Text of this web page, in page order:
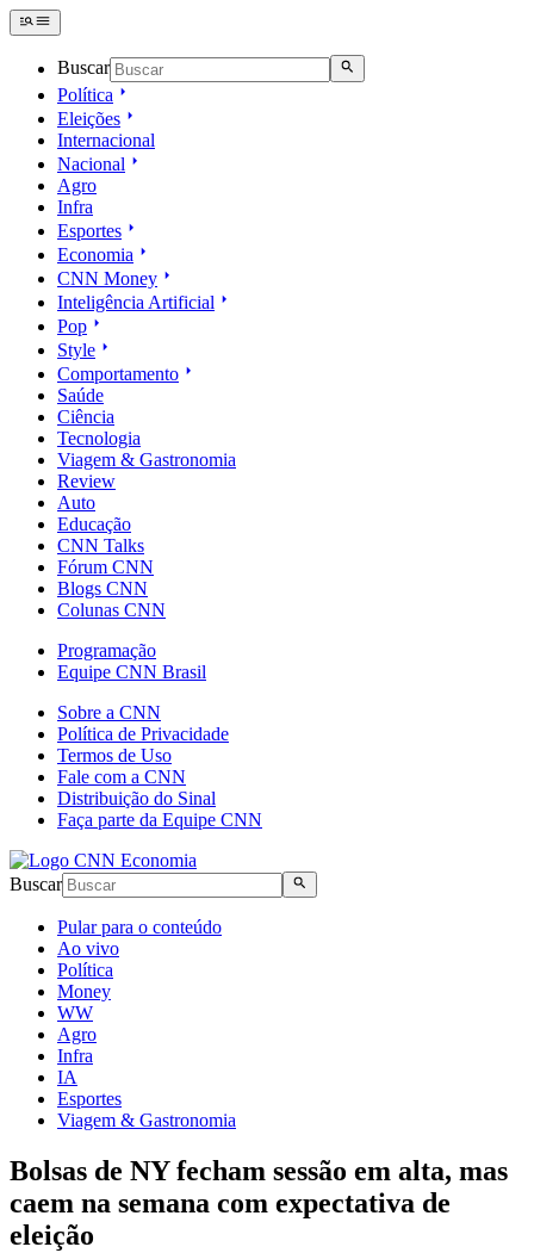
Buscar
Política
Eleições
Internacional
Nacional
Agro
Infra
Esportes
Economia
CNN Money
Inteligência Artificial
Pop
Style
Comportamento
Saúde
Ciência
Tecnologia
Viagem & Gastronomia
Review
Auto
Educação
CNN Talks
Fórum CNN
Blogs CNN
Colunas CNN
Programação
Equipe CNN Brasil
Sobre a CNN
Política de Privacidade
Termos de Uso
Fale com a CNN
Distribuição do Sinal
Faça parte da Equipe CNN
Buscar
Pular para o conteúdo
Ao vivo
Política
Money
WW
Agro
Infra
IA
Esportes
Viagem & Gastronomia
Bolsas de NY fecham sessão em alta, mas
caem na semana com expectativa de
eleição